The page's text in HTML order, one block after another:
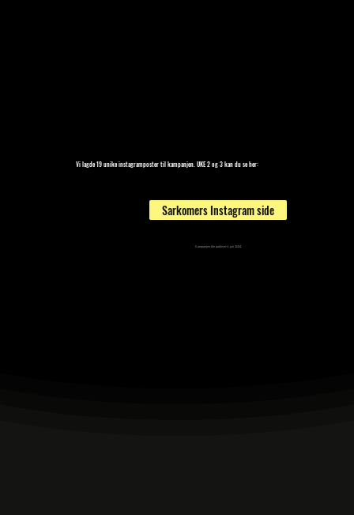
Vi lagde 19 unike instagramposter til kampanjen. UKE 2 og 3 kan du se her:
Sarkomers Instagram side
Kampanjen ble publisert i juli 2024.